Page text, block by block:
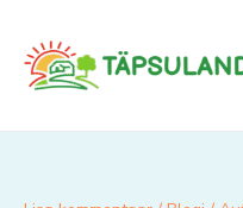
content